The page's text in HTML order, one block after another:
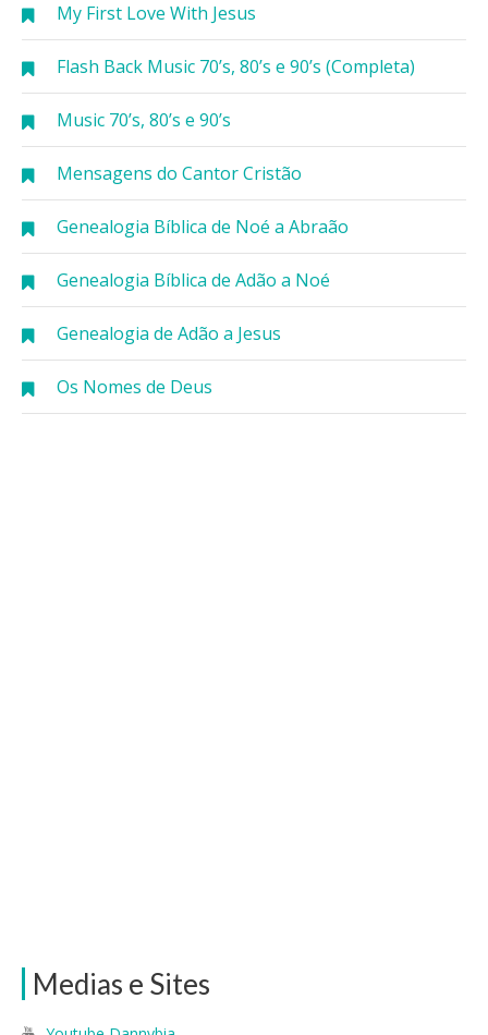
My First Love With Jesus
Flash Back Music 70’s, 80’s e 90’s (Completa)
Music 70’s, 80’s e 90’s
Mensagens do Cantor Cristão
Genealogia Bíblica de Noé a Abraão
Genealogia Bíblica de Adão a Noé
Genealogia de Adão a Jesus
Os Nomes de Deus
Medias e Sites